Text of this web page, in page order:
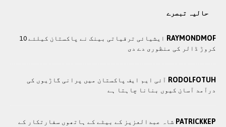
حالیہ تبصرے
RAYMONDMOF
ایشیائی ترقیاتی بینک نے پاکستان کیلئے 10
کروڑ ڈالر کی منظوری دے دی
RODOLFOTUH آئی ایم ایف پاکستان میں پرانی گاڑیوں کی
درآمد آسان کیوں بنانا چاہتا ہے
PATRICKKEP شاہ عبدالعزیز کے بیٹے کے ہاتھوں سفارتکار کے